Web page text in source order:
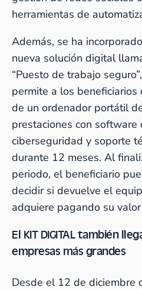
herramientas de
Además, se ha
nueva solución digital
“Puesto de trabajo
permite a los beneficiarios
de un ordenador portátil
prestaciones con software
ciberseguridad y soporte
durante 12 meses. Al
periodo, el beneficiario
decidir si devuelve el
adquiere pagando su
El KIT DIGITAL también
empresas más grandes
Desde el 12 de diciembre